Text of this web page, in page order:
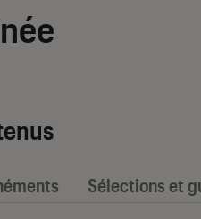
Sélections et